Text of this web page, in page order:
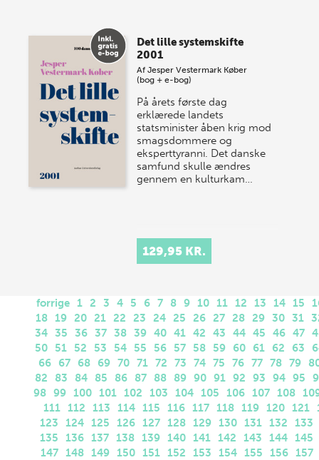
Det lille systemskifte
2001
AfJesper Vestermark Køber
(bog + e-bog)
På årets første dag
erklærede landets
statsminister åben krig mod
smagsdommere og
eksperttyranni. Det danske
samfund skulle ændres
gennem en kulturkam…
129,95 KR.
forrige 1 2 3 4 5 6 7 8 9 10 11 12 13 14 15
18 19 20 21 22 23 24 25 26 27 28 29 30 31
34 35 36 37 38 39 40 41 42 43 44 45 46 47
50
51 52 53 54 55 56 57 58 59 60 61 62 63
66
67 68 69 70 71 72 73 74 75 76 77 78 79
82
83 84 85 86 87 88 89 90 91 92 93 94 95
98 99 100 101 102 103 104 105 106 107 108
111 112 113 114 115 116 117 118 119 120 121
123
124 125 126 127 128 129 130 131 132
133
135
136 137 138 139 140 141 142 143 144 145
147 148 149 150 151 152 153 154 155 156 157